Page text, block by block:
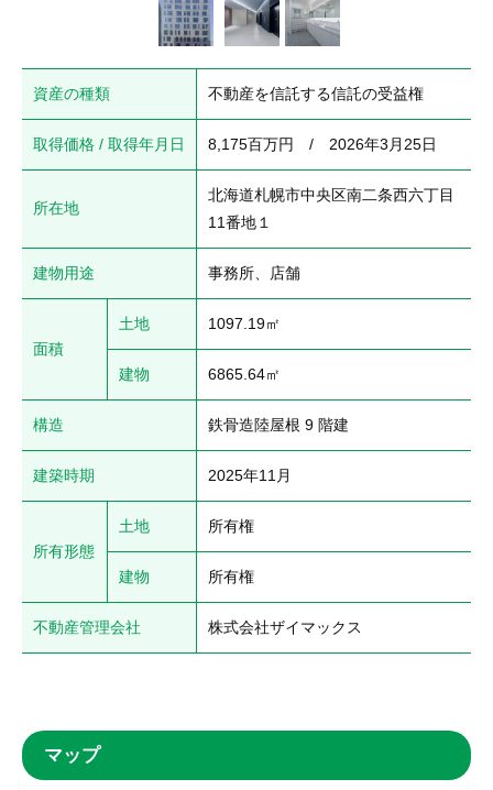
資産の種類 不動産を信託する信託の受益権
取得価格 / 取得年月日 8,175百万円　/　2026年3月25日
所在地
北海道札幌市中央区南二条西六丁目
11番地１
建物用途 事務所、店舗
面積
土地 1097.19㎡
建物 6865.64㎡
構造 鉄骨造陸屋根 9 階建
建築時期 2025年11月
所有形態
土地 所有権
建物 所有権
不動産管理会社 株式会社ザイマックス
マップ